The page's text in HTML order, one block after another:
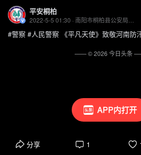
APP内打开
平安桐柏
#警察 #人民警察 《平凡天使》致敬河南防
分享 1
—— ©2026 今日头条